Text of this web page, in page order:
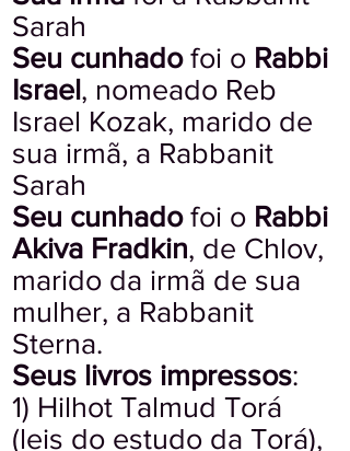
Sarah
Seu cunhadofoi o Rabbi
Israel, nomeado Reb
Israel Kozak, marido de
sua irmã, a Rabbanit
Sarah
Seu cunhadofoi o Rabbi
Akiva Fradkin, de Chlov,
marido da irmã de sua
mulher, a Rabbanit
Sterna.
Seus livros impressos:
1) Hilhot Talmud Torá
(leis do estudo da Torá),